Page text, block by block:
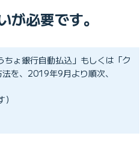
必要です。
ょ銀行自動払込」もしくは「ク
を、2019年9月より順次、